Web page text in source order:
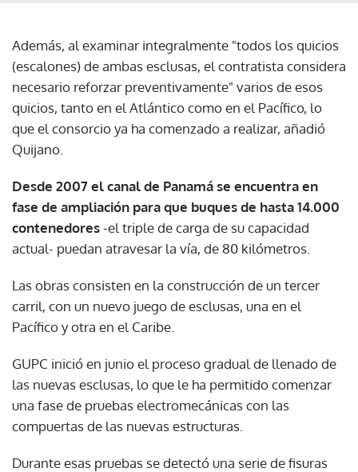
Además, al examinar integralmente "todos los quicios
(escalones) de ambas esclusas, el contratista considera
necesario reforzar preventivamente" varios de esos
quicios, tanto en el Atlántico como en el Pacífico, lo
que el consorcio ya ha comenzado a realizar, añadió
Quijano.
Desde 2007 el canal de Panamá se encuentra en
fase de ampliación para que buques de hasta 14.000
contenedores-el triple de carga de su capacidad
actual- puedan atravesar la vía, de 80 kilómetros.
Las obras consisten en la construcción de un tercer
carril, con un nuevo juego de esclusas, una en el
Pacífico y otra en el Caribe.
GUPC inició en junio el proceso gradual de llenado de
las nuevas esclusas, lo que le ha permitido comenzar
una fase de pruebas electromecánicas con las
compuertas de las nuevas estructuras.
Durante esas pruebas se detectó una serie de fisuras